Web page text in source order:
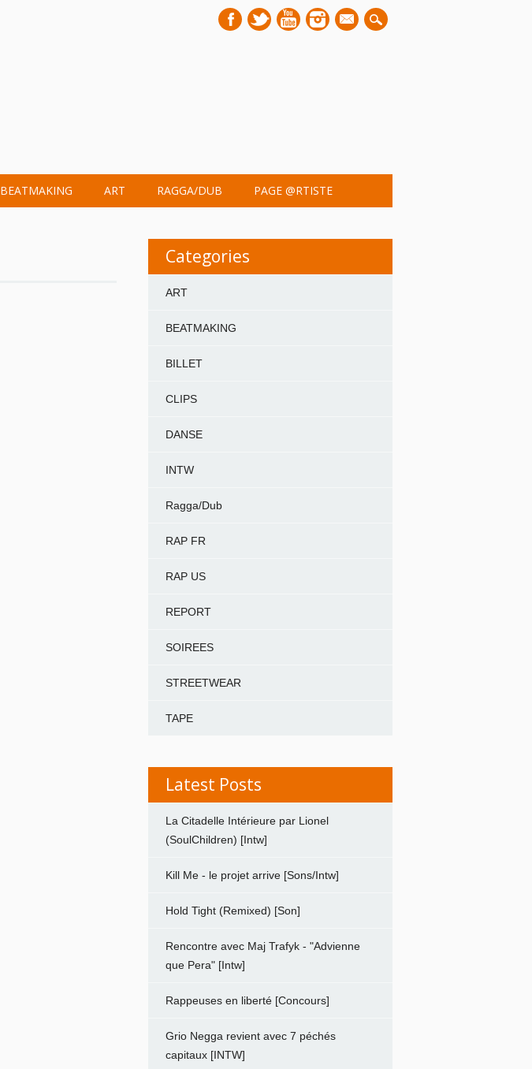
mail
BEATMAKING ART RAGGA/DUB PAGE @RTISTE
Categories
ART
BEATMAKING
BILLET
CLIPS
DANSE
INTW
Ragga/Dub
RAP FR
RAP US
REPORT
SOIREES
STREETWEAR
TAPE
Latest Posts
La Citadelle Intérieure par Lionel
(SoulChildren) [Intw]
Kill Me - le projet arrive [Sons/Intw]
Hold Tight (Remixed) [Son]
Rencontre avec Maj Trafyk - "Advienne
que Pera" [Intw]
Rappeuses en liberté [Concours]
Grio Negga revient avec 7 péchés
capitaux [INTW]